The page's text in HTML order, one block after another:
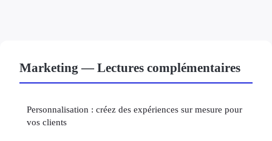
Marketing — Lectures complémentaires
Personnalisation : créez des expériences sur mesure pour
vos clients